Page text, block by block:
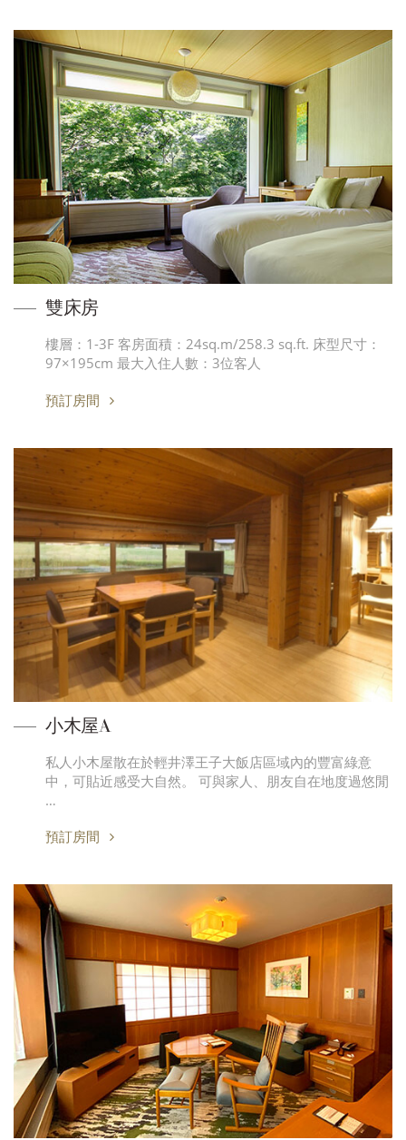
雙床房
樓層：1-3F 客房面積：24sq.m/258.3 sq.ft. 床型尺寸：
97×195cm 最大入住人數：3位客人
預訂房間
小木屋A
私人小木屋散在於輕井澤王子大飯店區域內的豐富綠意
中，可貼近感受大自然。 可與家人、朋友自在地度過悠閒
…
預訂房間